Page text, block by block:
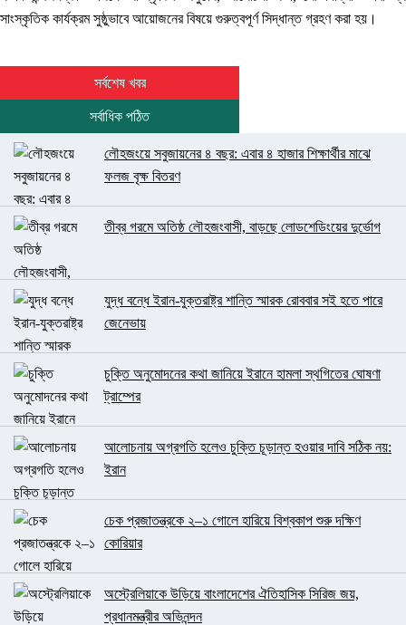
সাংস্কৃতিক কার্যক্রম সুষ্ঠুভাবে আয়োজনের বিষয়ে গুরুত্বপূর্ণ সিদ্ধান্ত গ্রহণ করা হয়।
সর্বশেষ খবর
সর্বাধিক পঠিত
লৌহজংয়ে সবুজায়নের ৪ বছর: এবার ৪ হাজার শিক্ষার্থীর মাঝে
ফলজ বৃক্ষ বিতরণ
তীব্র গরমে অতিষ্ঠ লৌহজংবাসী, বাড়ছে লোডশেডিংয়ের দুর্ভোগ
যুদ্ধ বন্ধে ইরান-যুক্তরাষ্ট্র শান্তি স্মারক রোববার সই হতে পারে
জেনেভায়
চুক্তি অনুমোদনের কথা জানিয়ে ইরানে হামলা স্থগিতের ঘোষণা
ট্রাম্পের
আলোচনায় অগ্রগতি হলেও চুক্তি চূড়ান্ত হওয়ার দাবি সঠিক নয়:
ইরান
চেক প্রজাতন্ত্রকে ২–১ গোলে হারিয়ে বিশ্বকাপ শুরু দক্ষিণ
কোরিয়ার
অস্ট্রেলিয়াকে উড়িয়ে বাংলাদেশের ঐতিহাসিক সিরিজ জয়,
প্রধানমন্ত্রীর অভিনন্দন